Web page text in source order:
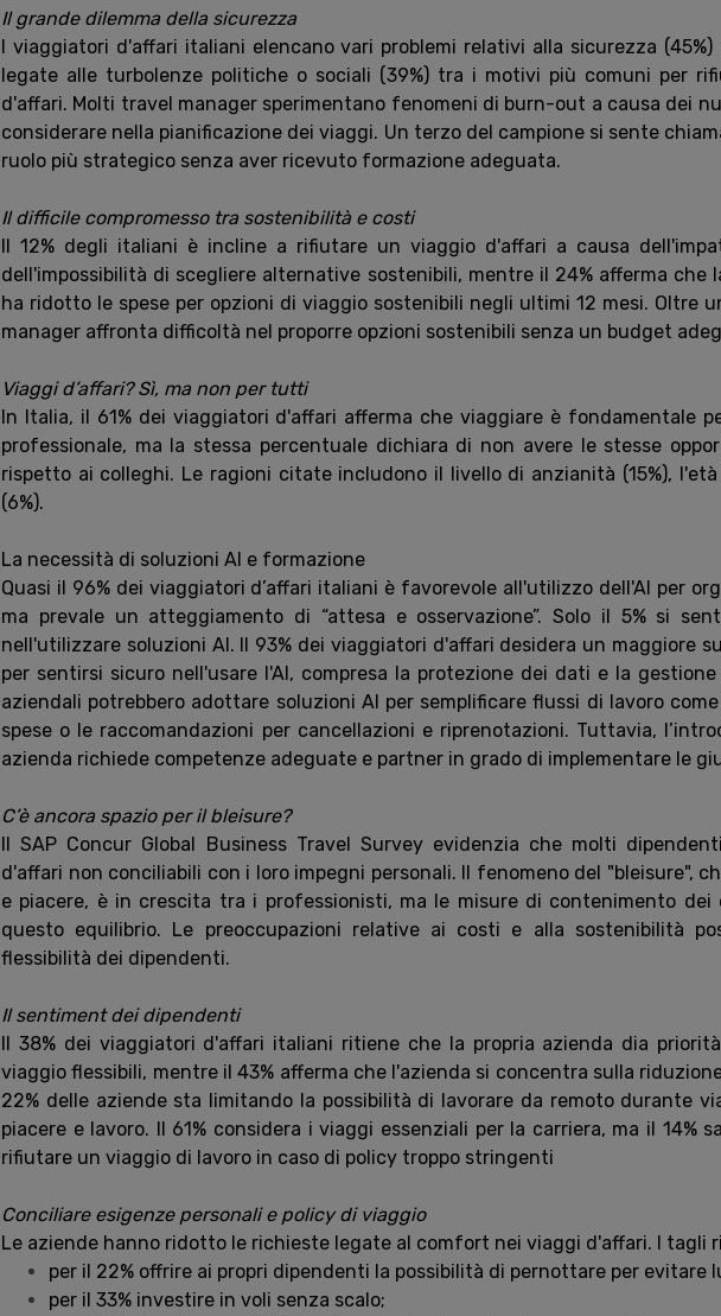
Il grande dilemma della sicurezza
I viaggiatori d'affari italiani elencano vari problemi relativi alla sicurezza (45%)
legate alle turbolenze politiche o sociali (39%) tra i motivi più comuni per
d'affari. Molti travel manager sperimentano fenomeni di burn-out a causa dei
considerare nella pianificazione dei viaggi. Un terzo del campione si sente
ruolo più strategico senza aver ricevuto formazione adeguata.
Il difficile compromesso tra sostenibilità e costi
Il 12% degli italiani è incline a rifiutare un viaggio d'affari a causa
dell'impossibilità di scegliere alternative sostenibili, mentre il 24% afferma che
ha ridotto le spese per opzioni di viaggio sostenibili negli ultimi 12 mesi. Oltre
manager affronta difficoltà nel proporre opzioni sostenibili senza un budget
Viaggi d’affari? Sì, ma non per tutti
In Italia, il 61% dei viaggiatori d'affari afferma che viaggiare è fondamentale
professionale, ma la stessa percentuale dichiara di non avere le stesse
rispetto ai colleghi. Le ragioni citate includono il livello di anzianità (15%), l'età
(6%).
La necessità di soluzioni AI e formazione
Quasi il 96% dei viaggiatori d’affari italiani è favorevole all'utilizzo dell'AI per
ma prevale un atteggiamento di “attesa e osservazione”. Solo il 5% si
nell'utilizzare soluzioni AI. Il 93% dei viaggiatori d'affari desidera un maggiore
per sentirsi sicuro nell'usare l'AI, compresa la protezione dei dati e la
aziendali potrebbero adottare soluzioni AI per semplificare flussi di lavoro
spese o le raccomandazioni per cancellazioni e riprenotazioni. Tuttavia,
azienda richiede competenze adeguate e partner in grado di implementare le
C’è ancora spazio per il bleisure?
Il SAP Concur Global Business Travel Survey evidenzia che molti
d'affari non conciliabili con i loro impegni personali. Il fenomeno del "bleisure",
e piacere, è in crescita tra i professionisti, ma le misure di contenimento dei
questo equilibrio. Le preoccupazioni relative ai costi e alla sostenibilità
flessibilità dei dipendenti.
Il sentiment dei dipendenti
Il 38% dei viaggiatori d'affari italiani ritiene che la propria azienda dia
viaggio flessibili, mentre il 43% afferma che l'azienda si concentra sulla
22% delle aziende sta limitando la possibilità di lavorare da remoto durante
piacere e lavoro. Il 61% considera i viaggi essenziali per la carriera, ma il 14%
rifiutare un viaggio di lavoro in caso di policy troppo stringenti
Conciliare esigenze personali e policy di viaggio
Le aziende hanno ridotto le richieste legate al comfort nei viaggi d'affari. I tagli
per il 22% offrire ai propri dipendenti la possibilità di pernottare per evitare
per il 33% investire in voli senza scalo;